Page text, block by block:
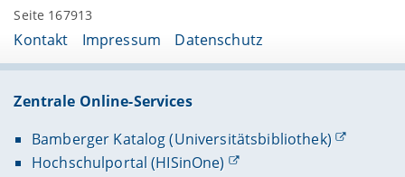
Seite 167913
Kontakt Impressum Datenschutz
Zentrale Online-Services
Bamberger Katalog (Universitätsbibliothek)
Hochschulportal (HISinOne)